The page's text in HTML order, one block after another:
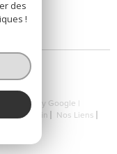
by Google |
Admin
Nos Liens
des
!